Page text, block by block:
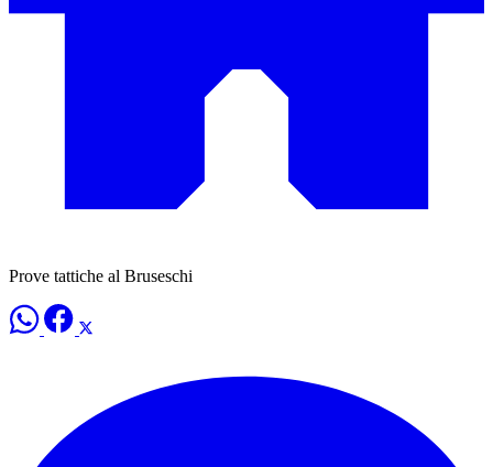
Prove tattiche al Bruseschi